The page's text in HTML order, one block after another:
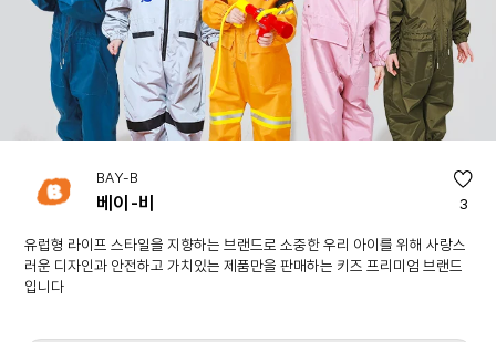
BAY-B
베이-비 3
유럽형 라이프 스타일을 지향하는 브랜드로 소중한 우리 아이를 위해 사랑스
러운 디자인과 안전하고 가치있는 제품만을 판매하는 키즈 프리미엄 브랜드
입니다